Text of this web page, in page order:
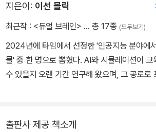
지은이: 이선 몰릭
최근작 : <듀얼 브레인> … 총 17종 (모두보기)
2024년에 타임에서 선정한 '인공지능 분야에
물' 중 한 명으로 뽑혔다. AI와 시뮬레이션이
수 있을지 오랜 기간 연구해 왔으며, 그 공로로
출판사 제공 책소개